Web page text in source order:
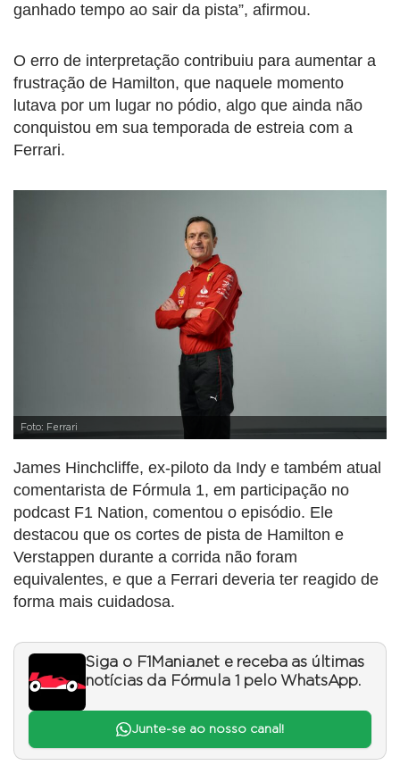
ganhado tempo ao sair da pista”, afirmou.
O erro de interpretação contribuiu para aumentar a
frustração de Hamilton, que naquele momento
lutava por um lugar no pódio, algo que ainda não
conquistou em sua temporada de estreia com a
Ferrari.
Foto: Ferrari
James Hinchcliffe, ex-piloto da Indy e também atual
comentarista de Fórmula 1, em participação no
podcast F1 Nation, comentou o episódio. Ele
destacou que os cortes de pista de Hamilton e
Verstappen durante a corrida não foram
equivalentes, e que a Ferrari deveria ter reagido de
forma mais cuidadosa.
Siga o F1Mania.net e receba as últimas
notícias da Fórmula 1 pelo WhatsApp.
Junte-se ao nosso canal!